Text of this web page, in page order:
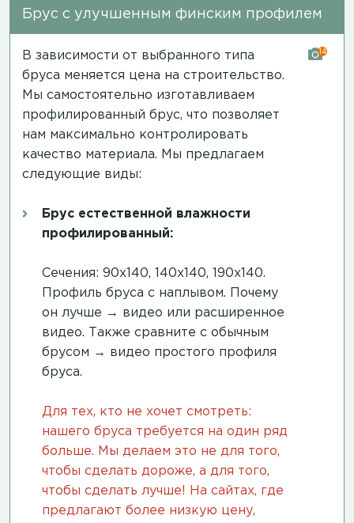
Брус с улучшенным финским профилем
В зависимости от выбранного типа
бруса меняется цена на строительство.
Мы самостоятельно изготавливаем
профилированный брус, что позволяет
нам максимально контролировать
качество материала. Мы предлагаем
следующие виды:
Брус естественной влажности
профилированный:
Сечения: 90х140, 140х140, 190х140.
Профиль бруса с наплывом. Почему
он лучше → видео или расширенное
видео. Также сравните с обычным
брусом → видео простого профиля
бруса.
Для тех, кто не хочет смотреть:
нашего бруса требуется на один ряд
больше. Мы делаем это не для того,
чтобы сделать дороже, а для того,
чтобы сделать лучше! На сайтах, где
предлагают более низкую цену,
14